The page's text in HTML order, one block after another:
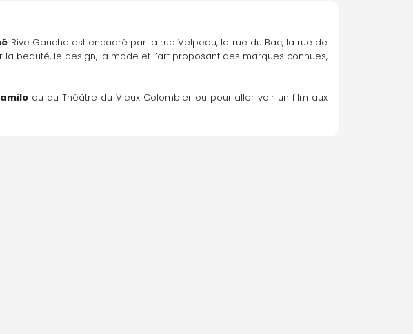
Rive Gauche est encadré par la rue Velpeau, la rue du Bac, la rue de
beauté, le design, la mode et l’art proposant des marques connues,
ou au Théâtre du Vieux Colombier ou pour aller voir un film aux